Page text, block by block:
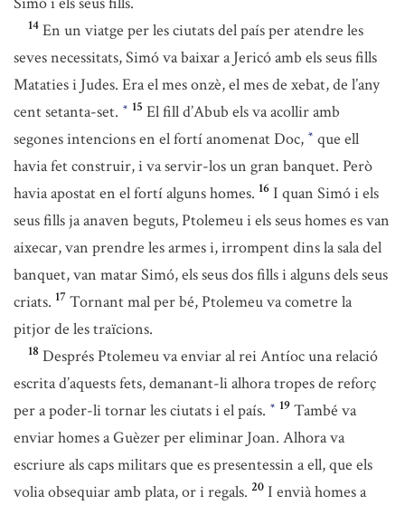
14 En un viatge per les ciutats del país per atendre les
seves necessitats, Simó va baixar a Jericó amb els seus fills
Mataties i Judes. Era el mes onzè, el mes de xebat, de l’any
cent setanta-set. * 15 El fill d’Abub els va acollir amb
segones intencions en el fortí anomenat Doc, * que ell
havia fet construir, i va servir-los un gran banquet. Però
havia apostat en el fortí alguns homes. 16 I quan Simó i els
seus fills ja anaven beguts, Ptolemeu i els seus homes es van
aixecar, van prendre les armes i, irrompent dins la sala del
banquet, van matar Simó, els seus dos fills i alguns dels seus
criats. 17 Tornant mal per bé, Ptolemeu va cometre la
pitjor de les traïcions.
18 Després Ptolemeu va enviar al rei Antíoc una relació
escrita d’aquests fets, demanant-li alhora tropes de reforç
per a poder-li tornar les ciutats i el país. * 19 També va
enviar homes a Guèzer per eliminar Joan. Alhora va
escriure als caps militars que es presentessin a ell, que els
volia obsequiar amb plata, or i regals. 20 I envià homes a